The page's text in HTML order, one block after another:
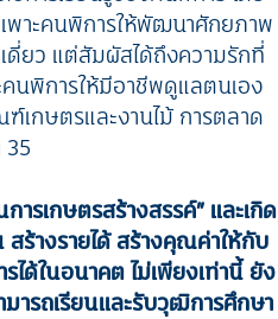
พาะคนพิการให้พัฒนาศักยภาพ
ดี่ยว แต่สัมผัสได้ถึงความรักที่
นพิการให้มีอาชีพดูแลตนเอง
เกษตรและงานไม้ การตลาด
35
รเกษตรสร้างสรรค์” และเกิด
สร้างรายได้ สร้างคุณค่าให้กับ
ด้ในอนาคต ไม่เพียงเท่านี้ ยัง
ารถเรียนและรับวุฒิการศึกษา